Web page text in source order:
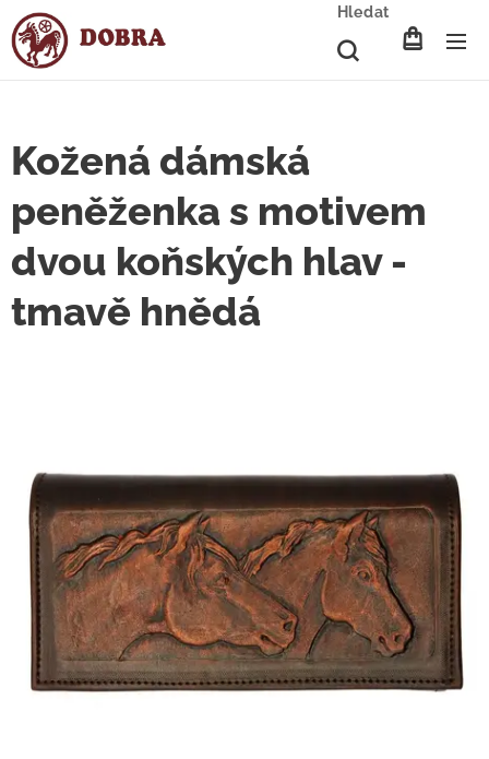
Hledat
Kožená dámská
peněženka s motivem
dvou koňských hlav -
tmavě hnědá